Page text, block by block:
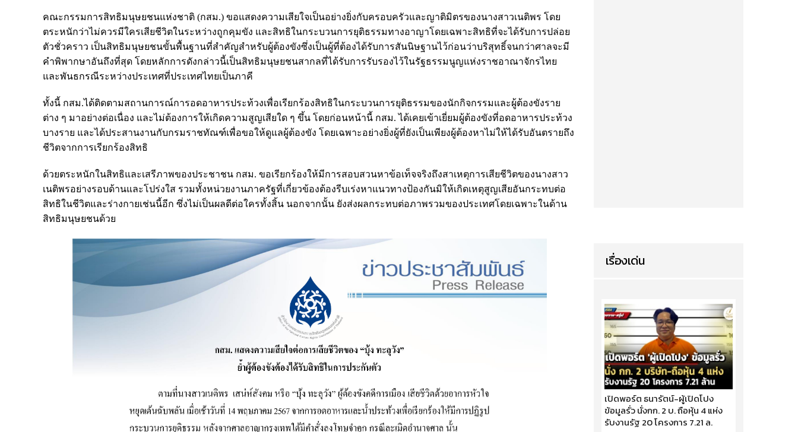
คณะกรรมการสิทธิมนุษยชนแห่งชาติ (กสม.) ขอแสดงความเสียใจเป็นอย่างยิ่งกับครอบครัวและญาติมิตรของนางสาวเนติพร โดย
ตระหนักว่าไม่ควรมีใครเสียชีวิตในระหว่างถูกคุมขัง และสิทธิในกระบวนการยุติธรรมทางอาญาโดยเฉพาะสิทธิที่จะได้รับการปล่อย
ตัวชั่วคราว เป็นสิทธิมนุษยชนขั้นพื้นฐานที่สำคัญสำหรับผู้ต้องขังซึ่งเป็นผู้ที่ต้องได้รับการสันนิษฐานไว้ก่อนว่าบริสุทธิ์จนกว่าศาลจะมี
คำพิพากษาอันถึงที่สุด โดยหลักการดังกล่าวนี้เป็นสิทธิมนุษยชนสากลที่ได้รับการรับรองไว้ในรัฐธรรมนูญแห่งราชอาณาจักรไทย
และพันธกรณีระหว่างประเทศที่ประเทศไทยเป็นภาคี
ทั้งนี้ กสม.ได้ติดตามสถานการณ์การอดอาหารประท้วงเพื่อเรียกร้องสิทธิในกระบวนการยุติธรรมของนักกิจกรรมและผู้ต้องขังราย
ต่าง ๆ มาอย่างต่อเนื่อง และไม่ต้องการให้เกิดความสูญเสียใด ๆ ขึ้น โดยก่อนหน้านี้ กสม. ได้เคยเข้าเยี่ยมผู้ต้องขังที่อดอาหารประท้วง
บางราย และได้ประสานงานกับกรมราชทัณฑ์เพื่อขอให้ดูแลผู้ต้องขัง โดยเฉพาะอย่างยิ่งผู้ที่ยังเป็นเพียงผู้ต้องหาไม่ให้ได้รับอันตรายถึง
ชีวิตจากการเรียกร้องสิทธิ
ด้วยตระหนักในสิทธิและเสรีภาพของประชาชน กสม. ขอเรียกร้องให้มีการสอบสวนหาข้อเท็จจริงถึงสาเหตุการเสียชีวิตของนางสาว
เนติพรอย่างรอบด้านและโปร่งใส รวมทั้งหน่วยงานภาครัฐที่เกี่ยวข้องต้องรีบเร่งหาแนวทางป้องกันมิให้เกิดเหตุสูญเสียอันกระทบต่อ
สิทธิในชีวิตและร่างกายเช่นนี้อีก ซึ่งไม่เป็นผลดีต่อใครทั้งสิ้น นอกจากนั้น ยังส่งผลกระทบต่อภาพรวมของประเทศโดยเฉพาะในด้าน
สิทธิมนุษยชนด้วย
เรื่องเด่น
เปิดพอร์ต ธนารัตน์-ผู้เปิดโปง
ข้อมูลรั่ว นั่งกก. 2 บ. ถือหุ้น 4 แห่ง
รับงานรัฐ 20 โครงการ 7.21 ล.